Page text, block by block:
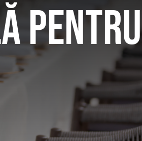
pentru